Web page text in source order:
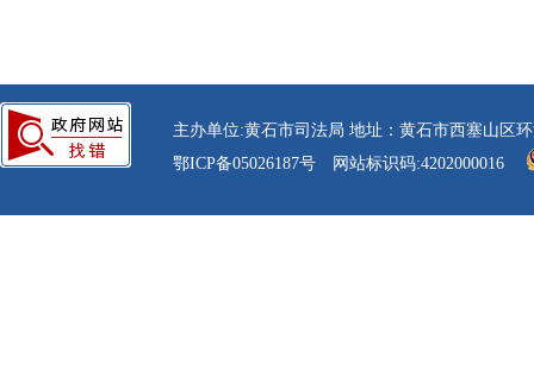
主办单位:黄石市司法局 地址：黄石市西塞山区
鄂ICP备05026187号 网站标识码:4202000016